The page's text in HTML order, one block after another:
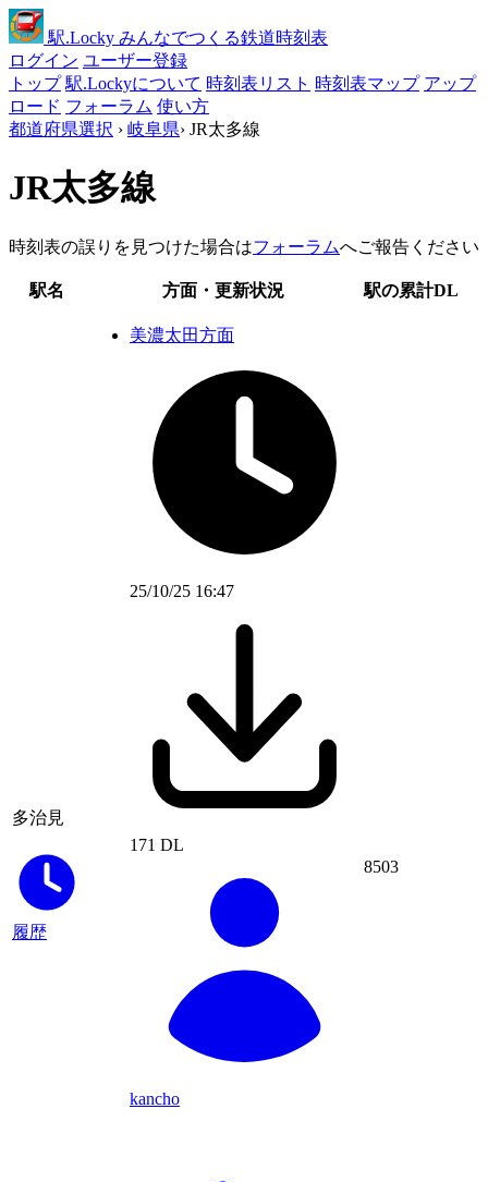
駅.Locky みんなでつくる鉄道時刻表
ログイン ユーザー登録
トップ 駅.Lockyについて 時刻表リスト 時刻表マップ アップ
ロード フォーラム 使い方
都道府県選択 › 岐阜県› JR太多線
JR太多線
時刻表の誤りを見つけた場合はフォーラムへご報告ください
駅名 方面・更新状況 駅の累計DL
多治見
履歴
美濃太田方面
25/10/25 16:47
171 DL
kancho
8503